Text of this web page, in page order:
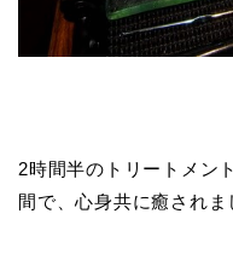
2時間半のトリートメン
間で、心身共に癒されま